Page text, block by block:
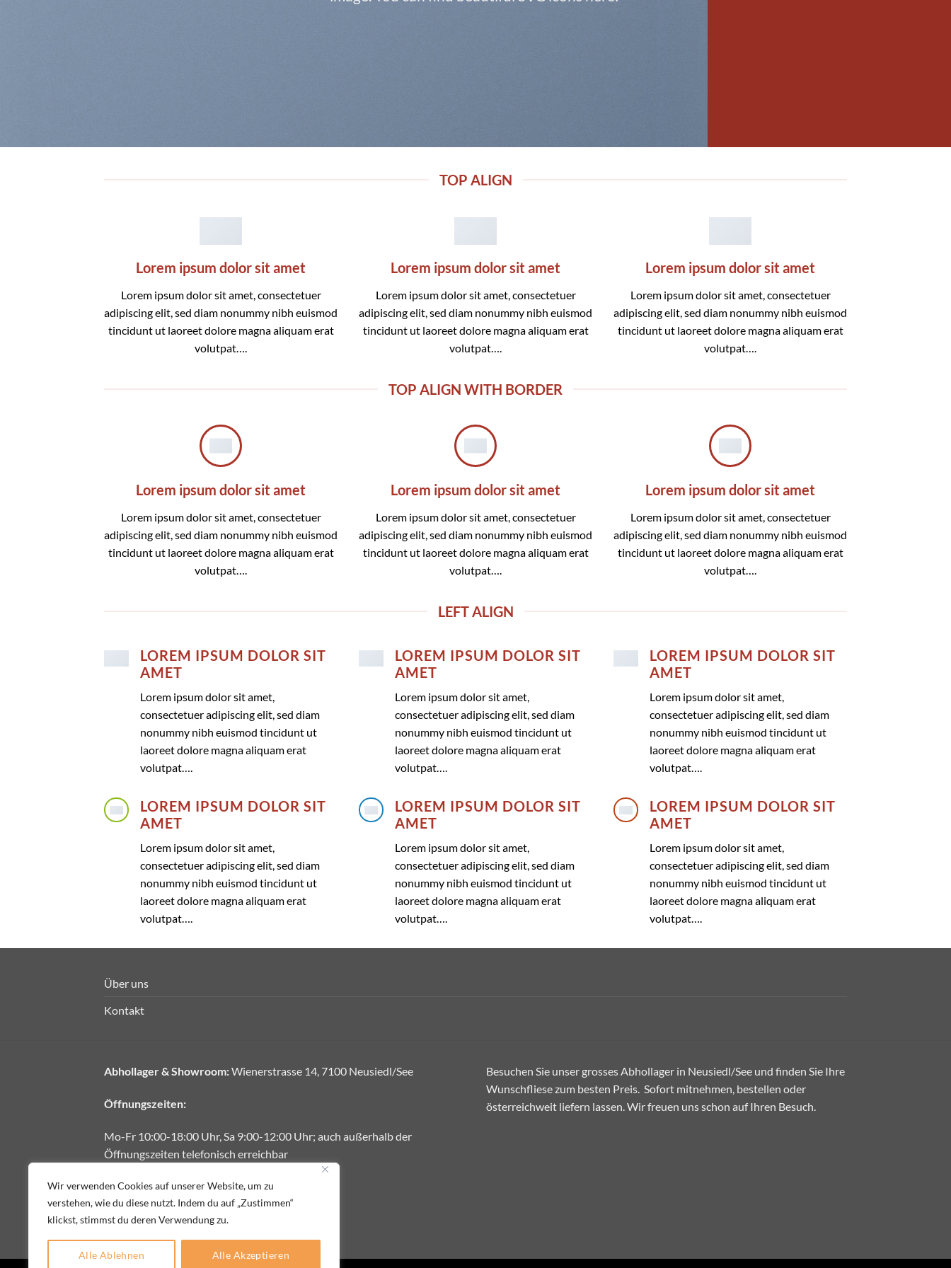
Wir verwenden Cookies auf unserer Website, um zu
verstehen, wie du diese nutzt. Indem du auf „Zustimmen“
klickst, stimmst du deren Verwendung zu.
Alle Ablehnen Alle Akzeptieren
TOP ALIGN
Lorem ipsum dolor sit amet
Lorem ipsum dolor sit amet, consectetuer
adipiscing elit, sed diam nonummy nibh euismod
tincidunt ut laoreet dolore magna aliquam erat
volutpat….
Lorem ipsum dolor sit amet
Lorem ipsum dolor sit amet, consectetuer
adipiscing elit, sed diam nonummy nibh euismod
tincidunt ut laoreet dolore magna aliquam erat
volutpat….
Lorem ipsum dolor sit amet
Lorem ipsum dolor sit amet, consectetuer
adipiscing elit, sed diam nonummy nibh euismod
tincidunt ut laoreet dolore magna aliquam erat
volutpat….
TOP ALIGN WITH BORDER
Lorem ipsum dolor sit amet
Lorem ipsum dolor sit amet, consectetuer
adipiscing elit, sed diam nonummy nibh euismod
tincidunt ut laoreet dolore magna aliquam erat
volutpat….
Lorem ipsum dolor sit amet
Lorem ipsum dolor sit amet, consectetuer
adipiscing elit, sed diam nonummy nibh euismod
tincidunt ut laoreet dolore magna aliquam erat
volutpat….
Lorem ipsum dolor sit amet
Lorem ipsum dolor sit amet, consectetuer
adipiscing elit, sed diam nonummy nibh euismod
tincidunt ut laoreet dolore magna aliquam erat
volutpat….
LEFT ALIGN
LOREM IPSUM DOLOR SIT
AMET
Lorem ipsum dolor sit amet,
consectetuer adipiscing elit, sed diam
nonummy nibh euismod tincidunt ut
laoreet dolore magna aliquam erat
volutpat….
LOREM IPSUM DOLOR SIT
AMET
Lorem ipsum dolor sit amet,
consectetuer adipiscing elit, sed diam
nonummy nibh euismod tincidunt ut
laoreet dolore magna aliquam erat
volutpat….
LOREM IPSUM DOLOR SIT
AMET
Lorem ipsum dolor sit amet,
consectetuer adipiscing elit, sed diam
nonummy nibh euismod tincidunt ut
laoreet dolore magna aliquam erat
volutpat….
LOREM IPSUM DOLOR SIT
AMET
Lorem ipsum dolor sit amet,
consectetuer adipiscing elit, sed diam
nonummy nibh euismod tincidunt ut
laoreet dolore magna aliquam erat
volutpat….
LOREM IPSUM DOLOR SIT
AMET
Lorem ipsum dolor sit amet,
consectetuer adipiscing elit, sed diam
nonummy nibh euismod tincidunt ut
laoreet dolore magna aliquam erat
volutpat….
LOREM IPSUM DOLOR SIT
AMET
Lorem ipsum dolor sit amet,
consectetuer adipiscing elit, sed diam
nonummy nibh euismod tincidunt ut
laoreet dolore magna aliquam erat
volutpat….
Über uns
Kontakt
Abhollager & Showroom:Wienerstrasse 14, 7100 Neusiedl/See
Öffnungszeiten:
Mo-Fr 10:00-18:00 Uhr, Sa 9:00-12:00 Uhr; auch außerhalb der
Öffnungszeiten telefonisch erreichbar
E-Mail:office@fliesendiskont.at
Telefon:+43 664 1888222
Besuchen Sie unser grosses Abhollager in Neusiedl/See und finden Sie Ihre
Wunschfliese zum besten Preis. Sofort mitnehmen, bestellen oder
österreichweit liefern lassen. Wir freuen uns schon auf Ihren Besuch.